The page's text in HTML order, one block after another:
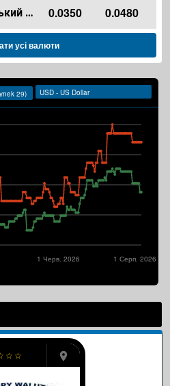
Російський Рубль 0.0350 0.0480
усі валюти
1 Серп. 2026
1 Черв. 2026
☆
☆